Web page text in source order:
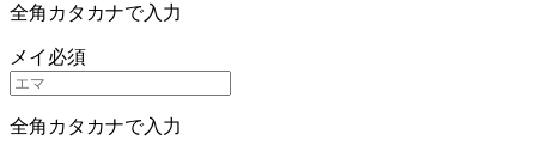
全角カタカナで入力
メイ 必須
全角カタカナで入力